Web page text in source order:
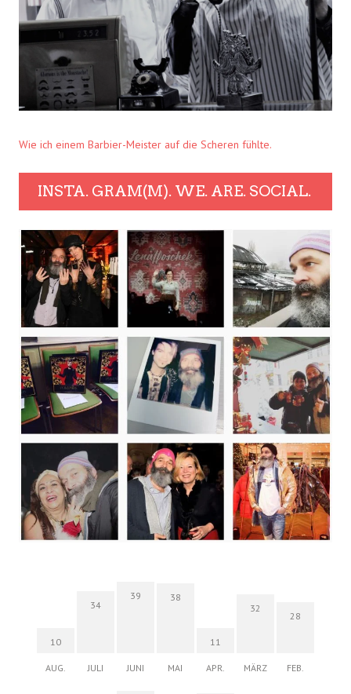
Wie ich einem Barbier-Meister auf die Scheren fühlte.
INSTA. GRAM(M). WE. ARE. SOCIAL.
10
AUG.
34
JULI
39
JUNI
38
MAI
11
APR.
32
MÄRZ
28
FEB.